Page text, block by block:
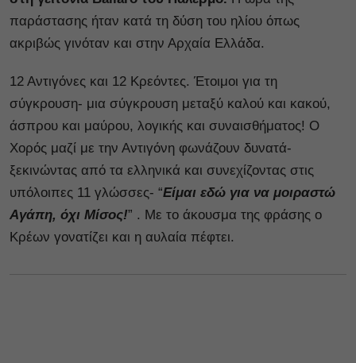
παράστασης ήταν κατά τη δύση του ηλίου όπως
ακριβώς γινόταν και στην Αρχαία Ελλάδα.
12 Αντιγόνες και 12 Κρεόντες. Έτοιμοι για τη
σύγκρουση- μια σύγκρουση μεταξύ καλού και κακού,
άσπρου και μαύρου, λογικής και συναισθήματος! Ο
Χορός μαζί με την Αντιγόνη φωνάζουν δυνατά-
ξεκινώντας από τα ελληνικά και συνεχίζοντας στις
υπόλοιπες 11 γλώσσες- “Είμαι εδώ για να μοιραστώ
Αγάπη, όχι Μίσος!” . Με το άκουσμα της φράσης ο
Κρέων γονατίζει και η αυλαία πέφτει.